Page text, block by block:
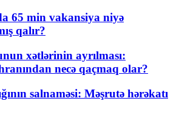
65 min vakansiya niyə
qalır?
xətlərinin ayrılması:
necə qaçmaq olar?
salnaməsi: Məşrutə hərəkatı